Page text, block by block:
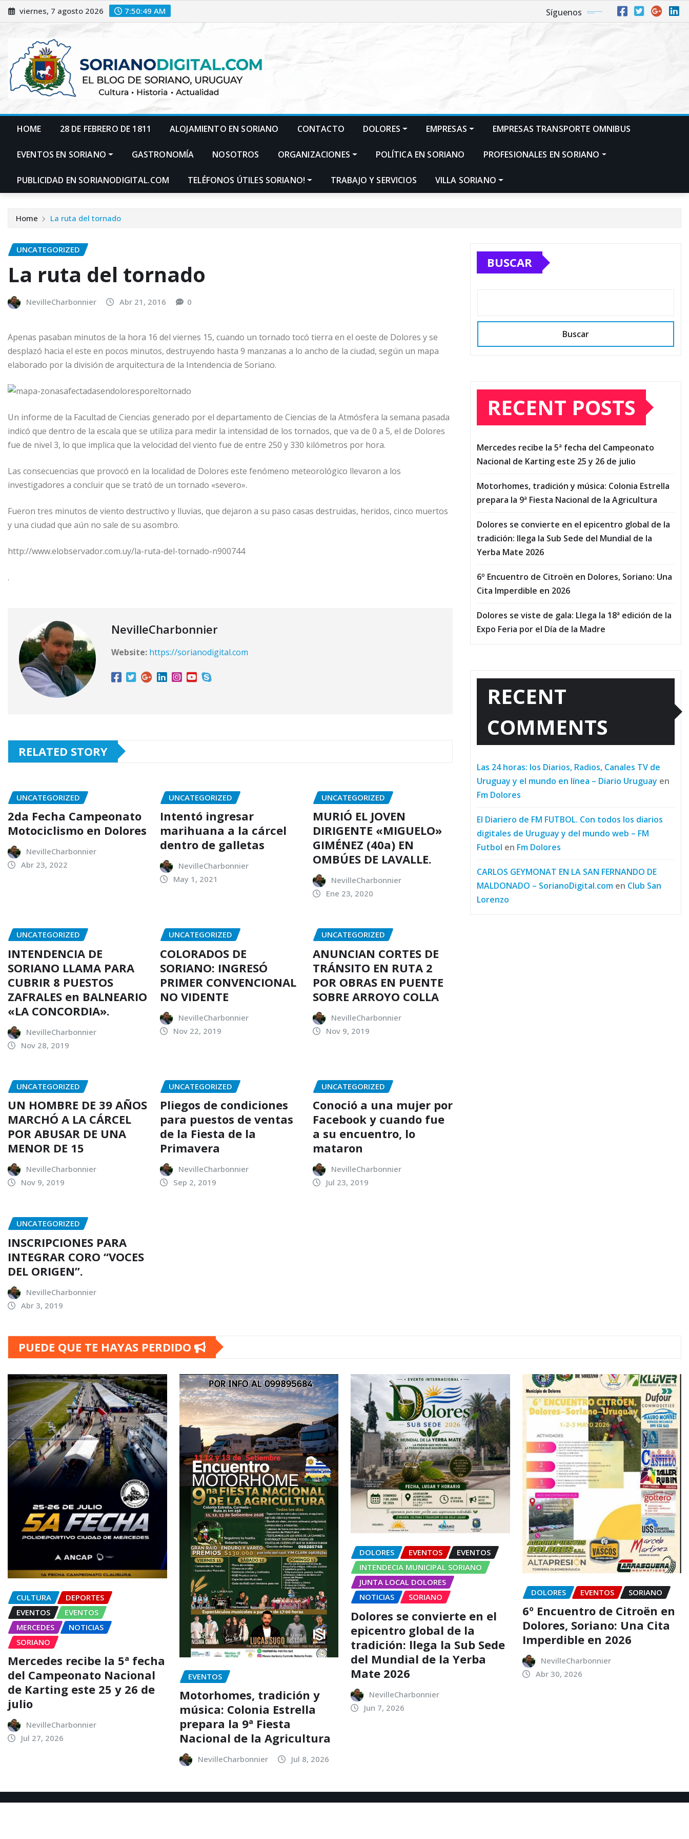
Skip
to
viernes, 7 agosto 2026 7:50:50 AM Síguenos
HOME 28 DE FEBRERO DE 1811 ALOJAMIENTO EN SORIANO CONTACTO DOLORES EMPRESAS EMPRESAS TRANSPORTE OMNIBUS
EVENTOS EN SORIANO GASTRONOMÍA NOSOTROS ORGANIZACIONES POLÍTICA EN SORIANO PROFESIONALES EN SORIANO
PUBLICIDAD EN SORIANODIGITAL.COM TELÉFONOS ÚTILES SORIANO! TRABAJO Y SERVICIOS VILLA SORIANO
Home La ruta del tornado
UNCATEGORIZED
La ruta del tornado
NevilleCharbonnier Abr 21, 2016 0
Apenas pasaban minutos de la hora 16 del viernes 15, cuando un tornado tocó tierra en el oeste de Dolores y se
desplazó hacia el este en pocos minutos, destruyendo hasta 9 manzanas a lo ancho de la ciudad, según un mapa
elaborado por la división de arquitectura de la Intendencia de Soriano.
Un informe de la Facultad de Ciencias generado por el departamento de Ciencias de la Atmósfera la semana pasada
indicó que dentro de la escala que se utiliza para medir la intensidad de los tornados, que va de 0 a 5, el de Dolores
fue de nivel 3, lo que implica que la velocidad del viento fue de entre 250 y 330 kilómetros por hora.
Las consecuencias que provocó en la localidad de Dolores este fenómeno meteorológico llevaron a los
investigadores a concluir que se trató de un tornado «severo».
Fueron tres minutos de viento destructivo y lluvias, que dejaron a su paso casas destruidas, heridos, cinco muertos
y una ciudad que aún no sale de su asombro.
http://www.elobservador.com.uy/la-ruta-del-tornado-n900744
.
NevilleCharbonnier
Website: https://sorianodigital.com
RELATED STORY
UNCATEGORIZED
2da Fecha Campeonato
Motociclismo en Dolores
NevilleCharbonnier
Abr 23, 2022
UNCATEGORIZED
Intentó ingresar
marihuana a la cárcel
dentro de galletas
NevilleCharbonnier
May 1, 2021
UNCATEGORIZED
MURIÓ EL JOVEN
DIRIGENTE «MIGUELO»
GIMÉNEZ (40a) EN
OMBÚES DE LAVALLE.
NevilleCharbonnier
Ene 23, 2020
UNCATEGORIZED
INTENDENCIA DE
SORIANO LLAMA PARA
CUBRIR 8 PUESTOS
ZAFRALES en BALNEARIO
«LA CONCORDIA».
NevilleCharbonnier
Nov 28, 2019
UNCATEGORIZED
COLORADOS DE
SORIANO: INGRESÓ
PRIMER CONVENCIONAL
NO VIDENTE
NevilleCharbonnier
Nov 22, 2019
UNCATEGORIZED
ANUNCIAN CORTES DE
TRÁNSITO EN RUTA 2
POR OBRAS EN PUENTE
SOBRE ARROYO COLLA
NevilleCharbonnier
Nov 9, 2019
UNCATEGORIZED
UN HOMBRE DE 39 AÑOS
MARCHÓ A LA CÁRCEL
POR ABUSAR DE UNA
MENOR DE 15
NevilleCharbonnier
Nov 9, 2019
UNCATEGORIZED
Pliegos de condiciones
para puestos de ventas
de la Fiesta de la
Primavera
NevilleCharbonnier
Sep 2, 2019
UNCATEGORIZED
Conoció a una mujer por
Facebook y cuando fue
a su encuentro, lo
mataron
NevilleCharbonnier
Jul 23, 2019
UNCATEGORIZED
INSCRIPCIONES PARA
INTEGRAR CORO “VOCES
DEL ORIGEN”.
NevilleCharbonnier
Abr 3, 2019
BUSCAR
Buscar
RECENT POSTS
Mercedes recibe la 5ª fecha del Campeonato
Nacional de Karting este 25 y 26 de julio
Motorhomes, tradición y música: Colonia Estrella
prepara la 9ª Fiesta Nacional de la Agricultura
Dolores se convierte en el epicentro global de la
tradición: llega la Sub Sede del Mundial de la
Yerba Mate 2026
6º Encuentro de Citroën en Dolores, Soriano: Una
Cita Imperdible en 2026
Dolores se viste de gala: Llega la 18ª edición de la
Expo Feria por el Día de la Madre
RECENT
COMMENTS
Las 24 horas: los Diarios, Radios, Canales TV de
Uruguay y el mundo en línea – Diario Uruguay en
Fm Dolores
El Diariero de FM FUTBOL. Con todos los diarios
digitales de Uruguay y del mundo web – FM
Futbol en Fm Dolores
CARLOS GEYMONAT EN LA SAN FERNANDO DE
MALDONADO – SorianoDigital.com en Club San
Lorenzo
PUEDE QUE TE HAYAS PERDIDO
CULTURA
DEPORTES
EVENTOS
EVENTOS
MERCEDES
NOTICIAS
SORIANO
Mercedes recibe la 5ª fecha
del Campeonato Nacional
de Karting este 25 y 26 de
julio
NevilleCharbonnier
Jul 27, 2026
EVENTOS
Motorhomes, tradición y
música: Colonia Estrella
prepara la 9ª Fiesta
Nacional de la Agricultura
NevilleCharbonnier Jul 8, 2026
DOLORES EVENTOS
EVENTOS
INTENDECIA MUNICIPAL SORIANO
JUNTA LOCAL DOLORES
NOTICIAS
SORIANO
Dolores se convierte en el
epicentro global de la
tradición: llega la Sub Sede
del Mundial de la Yerba
Mate 2026
NevilleCharbonnier
Jun 7, 2026
DOLORES EVENTOS SORIANO
6º Encuentro de Citroën en
Dolores, Soriano: Una Cita
Imperdible en 2026
NevilleCharbonnier
Abr 30, 2026